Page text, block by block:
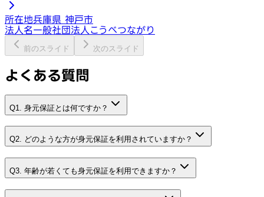
所在地兵庫県 神戸市
法人名一般社団法人こうべつながり
前のスライド 次のスライド
よくある質問
Q1. 身元保証とは何ですか？
Q2. どのような方が身元保証を利用されていますか？
Q3. 年齢が若くても身元保証を利用できますか？